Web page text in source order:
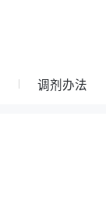
调剂办法